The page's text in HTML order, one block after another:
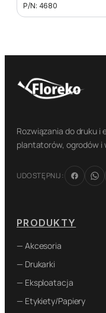
P/N: 4680
Rozwiązania do druku i
plantatorów, ogrodów
UDOSTĘPNIJ:
PRODUKTY
— Akcesoria
— Drukarki
— Eksploatacja
— Etykiety/Papiery